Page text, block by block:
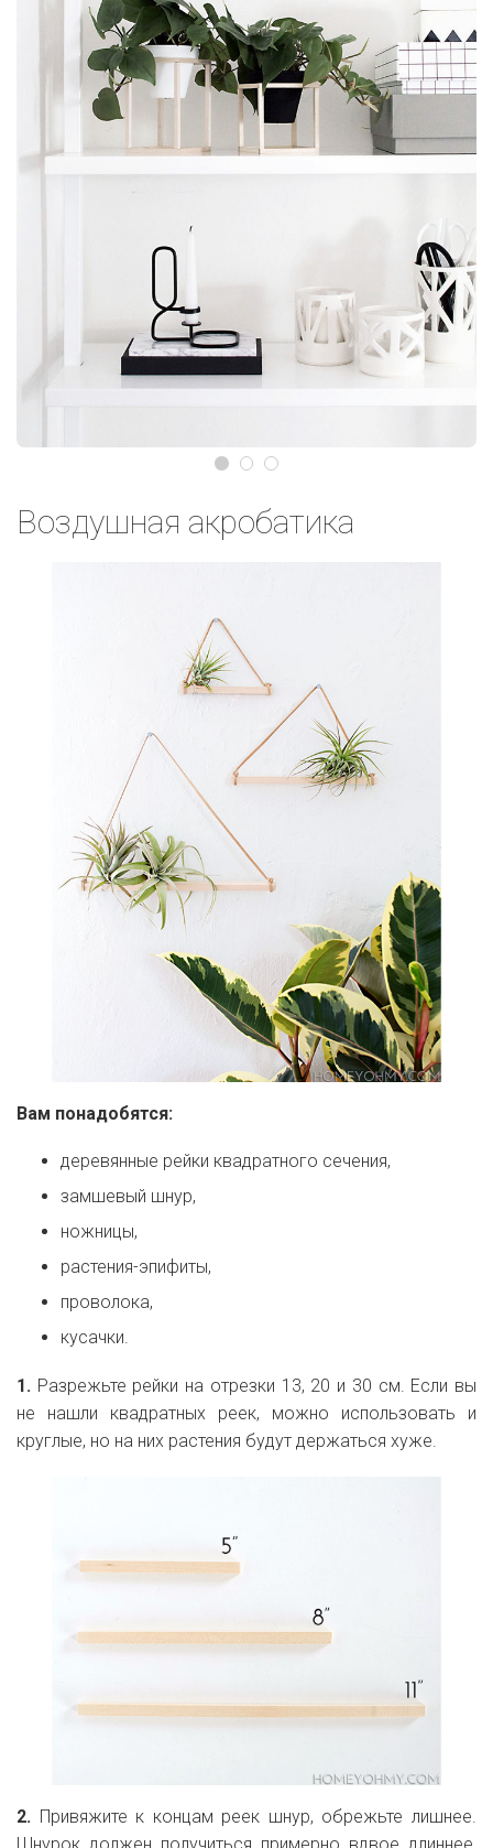
Воздушная акробатика
Вам понадобятся:
деревянные рейки квадратного сечения,
замшевый шнур,
ножницы,
растения-эпифиты,
проволока,
кусачки.
1. Разрежьте рейки на отрезки 13, 20 и 30 см. Если вы
не нашли квадратных реек, можно использовать и
круглые, но на них растения будут держаться хуже.
2. Привяжите к концам реек шнур, обрежьте лишнее.